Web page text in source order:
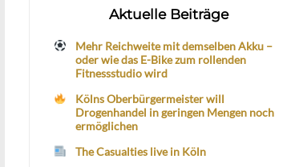
Aktuelle Beiträge
Mehr Reichweite mit demselben Akku –
oder wie das E-Bike zum rollenden
Fitnessstudio wird
Kölns Oberbürgermeister will
Drogenhandel in geringen Mengen noch
ermöglichen
The Casualties live in Köln